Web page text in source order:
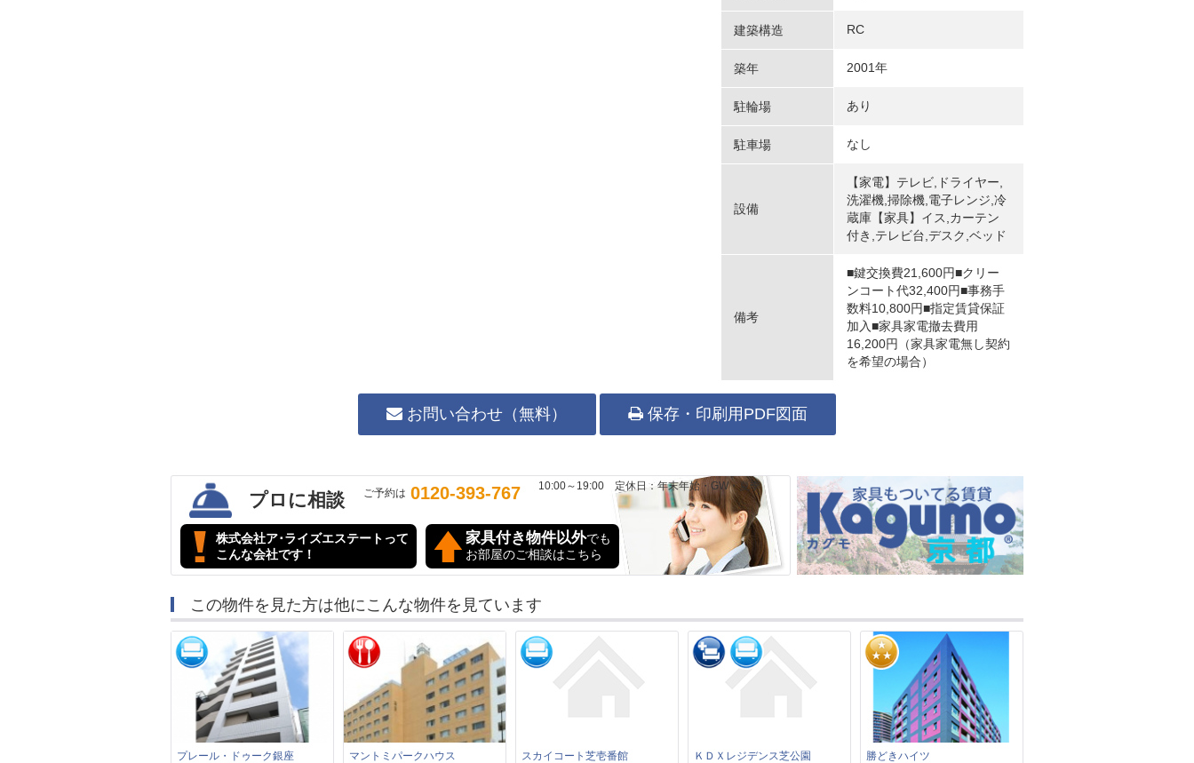
建築構造 RC
築年 2001年
駐輪場 あり
駐車場 なし
設備
【家電】テレビ,ドライヤー,
洗濯機,掃除機,電子レンジ,冷
蔵庫【家具】イス,カーテン
付き,テレビ台,デスク,ベッド
備考
■鍵交換費21,600円■クリー
ンコート代32,400円■事務手
数料10,800円■指定賃貸保証
加入■家具家電撤去費用
16,200円（家具家電無し契約
を希望の場合）
お問い合わせ（無料） 保存・印刷用PDF図面
プロに相談 ご予約は 0120-393-767 10:00～19:00 定休日：年末年始・GW・夏季
株式会社ア･ライズエステートって
こんな会社です！
家具付き物件以外でも
お部屋のご相談はこちら
この物件を見た方は他にこんな物件を見ています
プレール・ドゥーク銀座 マントミパークハウス スカイコート芝壱番館 ＫＤＸレジデンス芝公園 勝どきハイツ